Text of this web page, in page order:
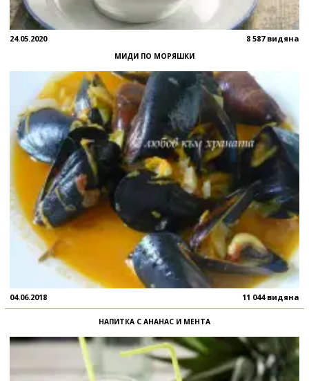
24.05.2020 8 587 видяна
МИДИ ПО МОРЯШКИ
04.06.2018 11 044 видяна
НАПИТКА С АНАНАС И МЕНТА